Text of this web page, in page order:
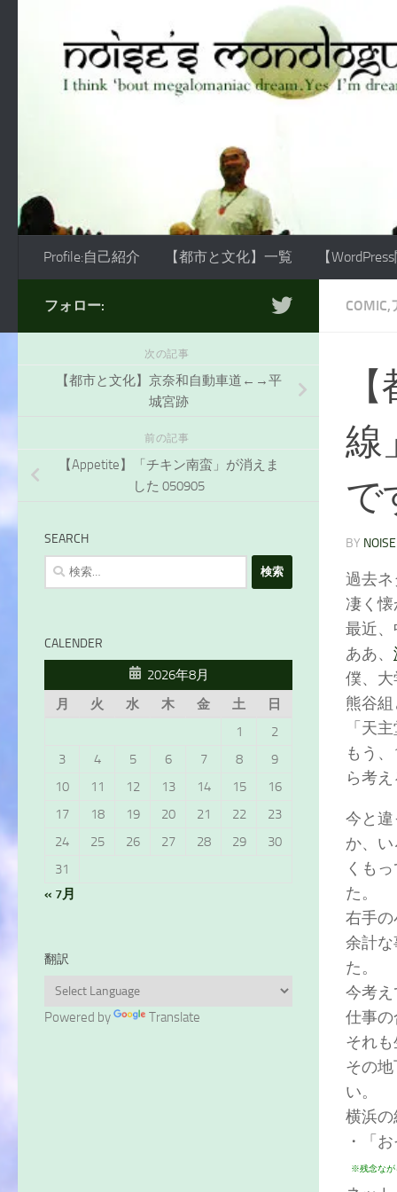
コンテンツへスキップ
Profile:自己紹介 【都市と文化】一覧 【
線
で
BY NOISE
過去
凄く
最近
ああ、
僕、
熊谷
「天
もう
ら考
今と
か、
くも
た。
右手
余計
た。
今考
仕事
それ
その
い。
横浜
・「
※残念なが
フォロー:
次の記事
【都市と文化】京奈和自動車道←→平
城宮跡
前の記事
【Appetite】「チキン南蛮」が消えま
した 050905
SEARCH
検
索:
CALENDER
2026年8月
月
火 水 木 金 土
日
1
2
3
4 5 6 7 8
9
10
11 12 13 14 15
16
17
18 19 20 21 22
23
24
25 26 27 28 29
30
31
« 7月
翻訳
Powered by Translate